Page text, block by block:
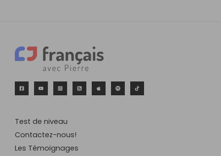
Test de niveau
Contactez-nous!
Les Témoignages